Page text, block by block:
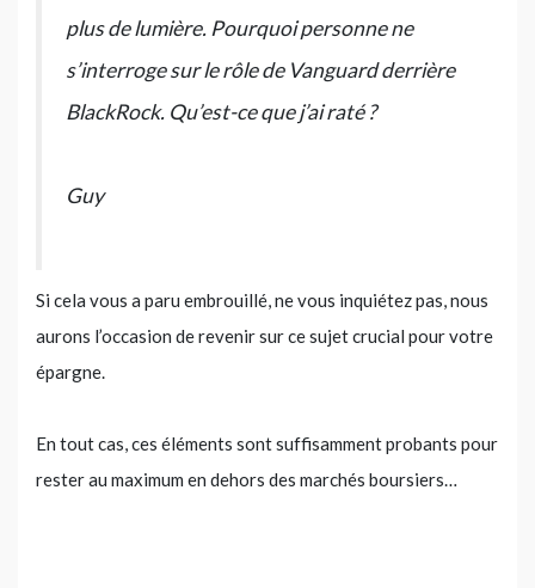
plus de lumière. Pourquoi personne ne
s’interroge sur le rôle de Vanguard derrière
BlackRock. Qu’est-ce que j’ai raté ?
Guy
Si cela vous a paru embrouillé, ne vous inquiétez pas, nous
aurons l’occasion de revenir sur ce sujet crucial pour votre
épargne.
En tout cas, ces éléments sont suffisamment probants pour
rester au maximum en dehors des marchés boursiers…